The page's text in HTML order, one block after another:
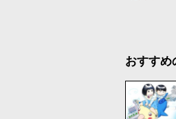
おすすめ